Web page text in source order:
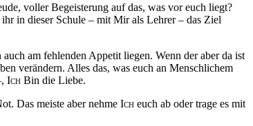
voller Begeisterung auf das, was vor euch liegt?
in dieser Schule – mit Mir als Lehrer – das Ziel
am fehlenden Appetit liegen. Wenn der aber da ist
verändern. Alles das, was euch an Menschlichem
Ich Bin die Liebe.
Das meiste aber nehme Ich euch ab oder trage es mit